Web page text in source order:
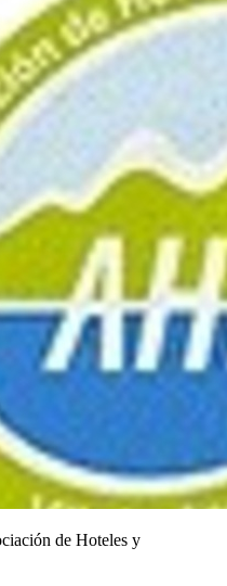
de Hoteles y